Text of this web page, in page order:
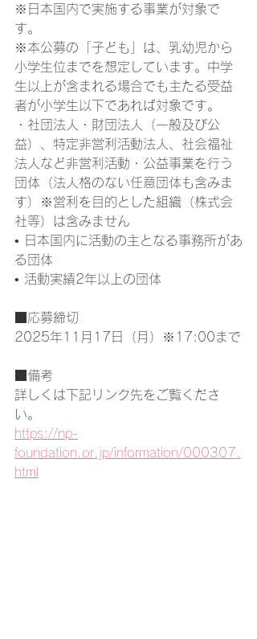
※日本国内で実施する事業が対象で
す。
※本公募の「子ども」は、乳幼児から
小学生位までを想定しています。中学
生以上が含まれる場合でも主たる受益
者が小学生以下であれば対象です。
・社団法人・財団法人（一般及び公
益）、特定非営利活動法人、社会福祉
法人など非営利活動・公益事業を行う
団体（法人格のない任意団体も含みま
す）※営利を目的とした組織（株式会
社等）は含みません
• 日本国内に活動の主となる事務所があ
る団体
• 活動実績2年以上の団体
■応募締切
2025年11月17日（月）※17:00まで
■備考
詳しくは下記リンク先をご覧くださ
い。
https://np-
foundation.or.jp/information/000307.
html